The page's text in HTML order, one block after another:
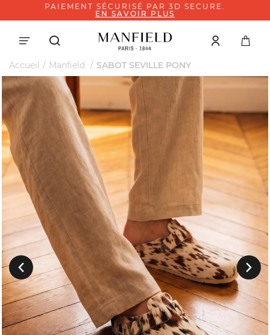
PAIEMENT SÉCURISÉ PAR 3D SECURE.
EN SAVOIR PLUS
Accueil Manfield SABOT SEVILLE PONY
Précedent Suivant